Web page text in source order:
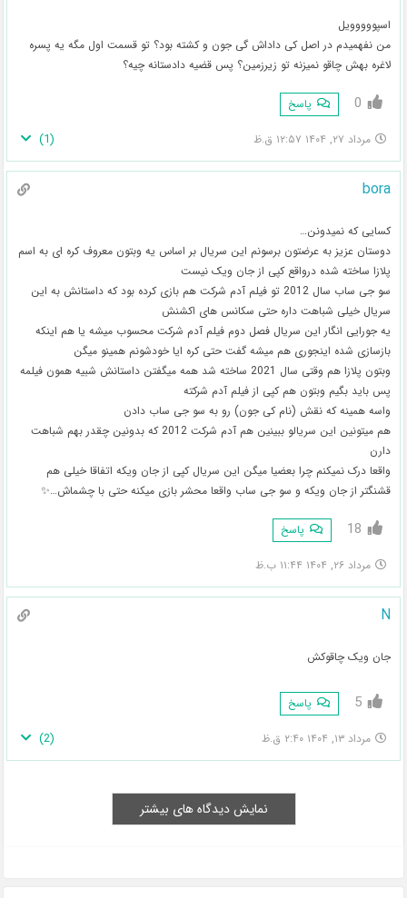
اسپووووویل
من نفهمیدم در اصل کی داداش گی جون و کشته بود؟ تو قسمت اول مگه یه پسره
لاغره بهش چاقو نمیزنه تو زیرزمین؟ پس قضیه دادستانه چیه؟
0 پاسخ
مرداد ۲۷, ۱۴۰۴ ۱۲:۵۷ ق.ظ (
1
)
bora
کسایی که نمیدونن…
دوستان عزیز به عرضتون برسونم این سریال بر اساس یه وبتون معروف کره ای به اسم
پلازا ساخته شده درواقع کپی از جان ویک نیست
سو جی ساب سال 2012 تو فیلم آدم شرکت هم بازی کرده بود که داستانش به این
سریال خیلی شباهت داره حتی سکانس های اکشنش
یه جورایی انگار این سریال فصل دوم فیلم آدم شرکت محسوب میشه یا هم اینکه
بازسازی شده اینجوری هم میشه گفت حتی کره ایا خودشونم همینو میگن
وبتون پلازا هم وقتی سال 2021 ساخته شد همه میگفتن داستانش شبیه همون فیلمه
پس باید بگیم وبتون هم کپی از فیلم آدم شرکته
واسه همینه که نقش (نام کی جون) رو به سو جی ساب دادن
هم میتونین این سریالو ببینین هم آدم شرکت 2012 که بدونین چقدر بهم شباهت
دارن
واقعا درک نمیکنم چرا بعضیا میگن این سریال کپی از جان ویکه اتفاقا خیلی هم
قشنگتر از جان ویکه و سو جی ساب واقعا محشر بازی میکنه حتی با چشماش…✨
18 پاسخ
مرداد ۲۶, ۱۴۰۴ ۱۱:۴۴ ب.ظ
N
جان ویک چاقوکش
5 پاسخ
مرداد ۱۳, ۱۴۰۴ ۲:۴۰ ق.ظ (
2
)
نمایش دیدگاه های بیشتر